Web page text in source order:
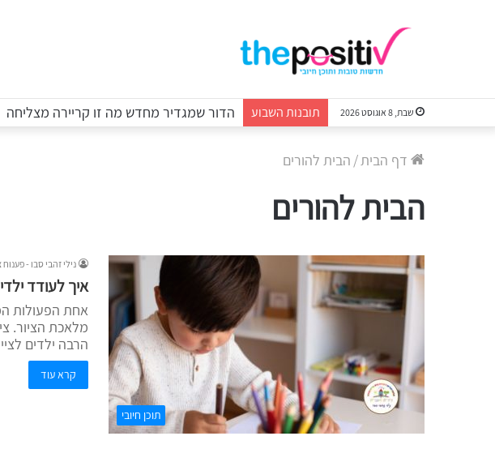
שבת, 8 אוגוסט 2026 תובנות השבוע הדור שמגדיר מחדש מה זו קריירה מצליחה
דף הבית/ הבית להורים
הבית להורים
תוכן חיובי
נילי זהבי סבו - פענוח
איך לעודד
אחת הפעולות
מלאכת הציור.
הרבה ילדים
קרא עוד